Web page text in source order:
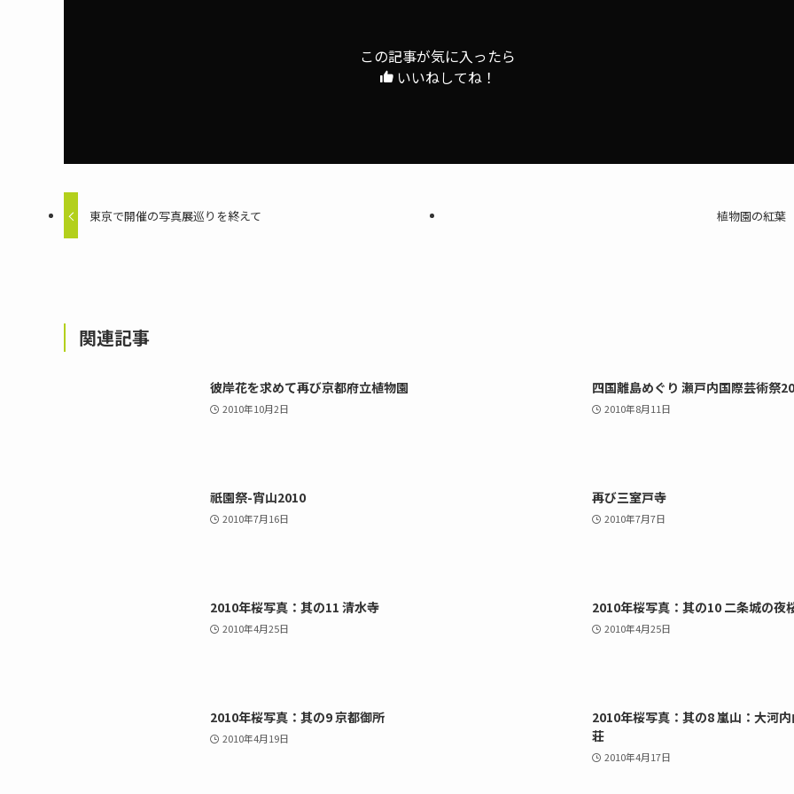
この記事が気に入ったら
いいねしてね！
東京で開催の写真展巡りを終えて 植物園の紅葉
関連記事
彼岸花を求めて再び京都府立植物園
2010年10月2日
四国離島めぐり 瀬戸内国際芸術祭
2010年8月11日
祇園祭-宵山2010
2010年7月16日
再び三室戸寺
2010年7月7日
2010年桜写真：其の11 清水寺
2010年4月25日
2010年桜写真：其の10 二条城の夜
2010年4月25日
2010年桜写真：其の9 京都御所
2010年4月19日
2010年桜写真：其の8 嵐山：大河
荘
2010年4月17日